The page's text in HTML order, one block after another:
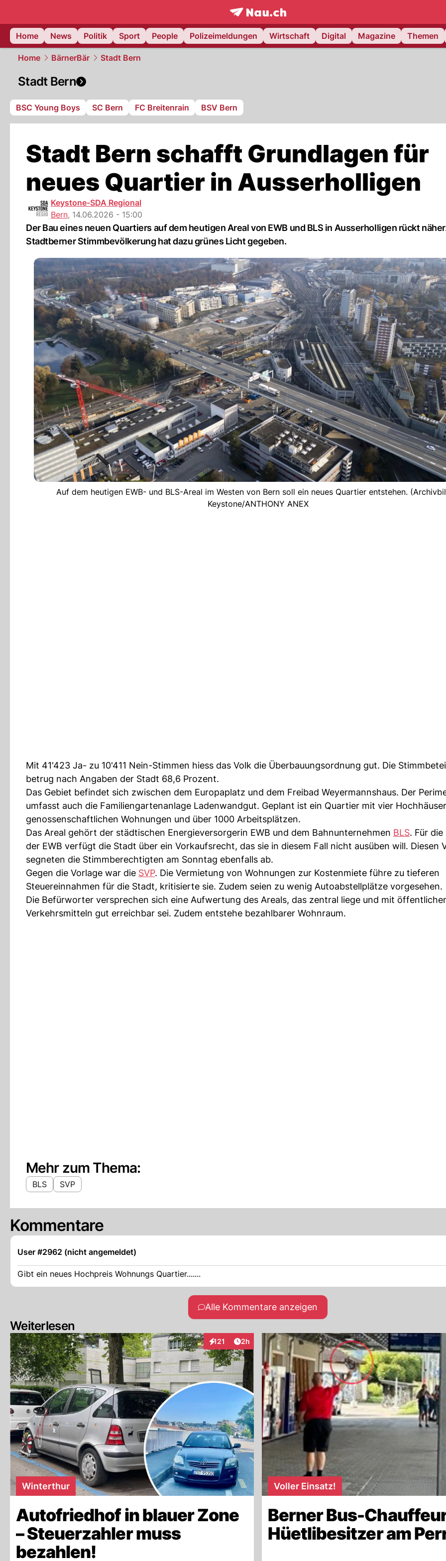
frontpage.NAU.ch
Home
News Politik Sport People Polizeimeldungen Wirtschaft Digital Magazine Themen
Home BärnerBär Stadt Bern
Stadt Bern
BSC Young Boys SC Bern FC Breitenrain BSV Bern
Stadt Bern schafft Grundlagen für
neues Quartier in Ausserholligen
Keystone-SDA Regional
Bern, 14.06.2026 - 15:00
Der Bau eines neuen Quartiers auf dem heutigen Areal von EWB und BLS in Ausserholligen rückt
Stadtberner Stimmbevölkerung hat dazu grünes Licht gegeben.
Auf dem heutigen EWB- und BLS-Areal im Westen von Bern soll ein neues Quartier entstehen.
Keystone/ANTHONY ANEX
Mit 41'423 Ja- zu 10'411 Nein-Stimmen hiess das Volk die Überbauungsordnung gut. Die
betrug nach Angaben der Stadt 68,6 Prozent.
Das Gebiet befindet sich zwischen dem Europaplatz und dem Freibad Weyermannshaus. Der
umfasst auch die Familiengartenanlage Ladenwandgut. Geplant ist ein Quartier mit vier
genossenschaftlichen Wohnungen und über 1000 Arbeitsplätzen.
Das Areal gehört der städtischen Energieversorgerin EWB und dem Bahnunternehmen BLS. Für
der EWB verfügt die Stadt über ein Vorkaufsrecht, das sie in diesem Fall nicht ausüben will. Diesen
segneten die Stimmberechtigten am Sonntag ebenfalls ab.
Gegen die Vorlage war die SVP. Die Vermietung von Wohnungen zur Kostenmiete führe zu tieferen
Steuereinnahmen für die Stadt, kritisierte sie. Zudem seien zu wenig Autoabstellplätze vorgesehen.
Die Befürworter versprechen sich eine Aufwertung des Areals, das zentral liege und mit
Verkehrsmitteln gut erreichbar sei. Zudem entstehe bezahlbarer Wohnraum.
Mehr zum Thema:
BLS SVP
Kommentare
User #2962 (nicht angemeldet)
Gibt ein neues Hochpreis Wohnungs Quartier.......
Alle Kommentare anzeigen
Weiterlesen
121
InteraktionenArtikel veröffentlicht:
2h
Winterthur
Autofriedhof in blauer Zone
– Steuerzahler muss
bezahlen!
Voller Einsatz!
Berner Bus-
Hüetlibesitzer am